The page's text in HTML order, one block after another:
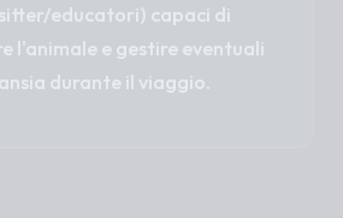
educatori) capaci di
l'animale e gestire eventuali
durante il viaggio.